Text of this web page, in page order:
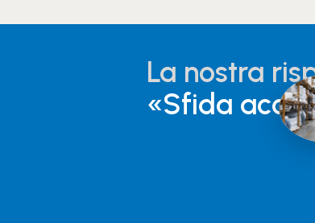
La nostra
«Sfida